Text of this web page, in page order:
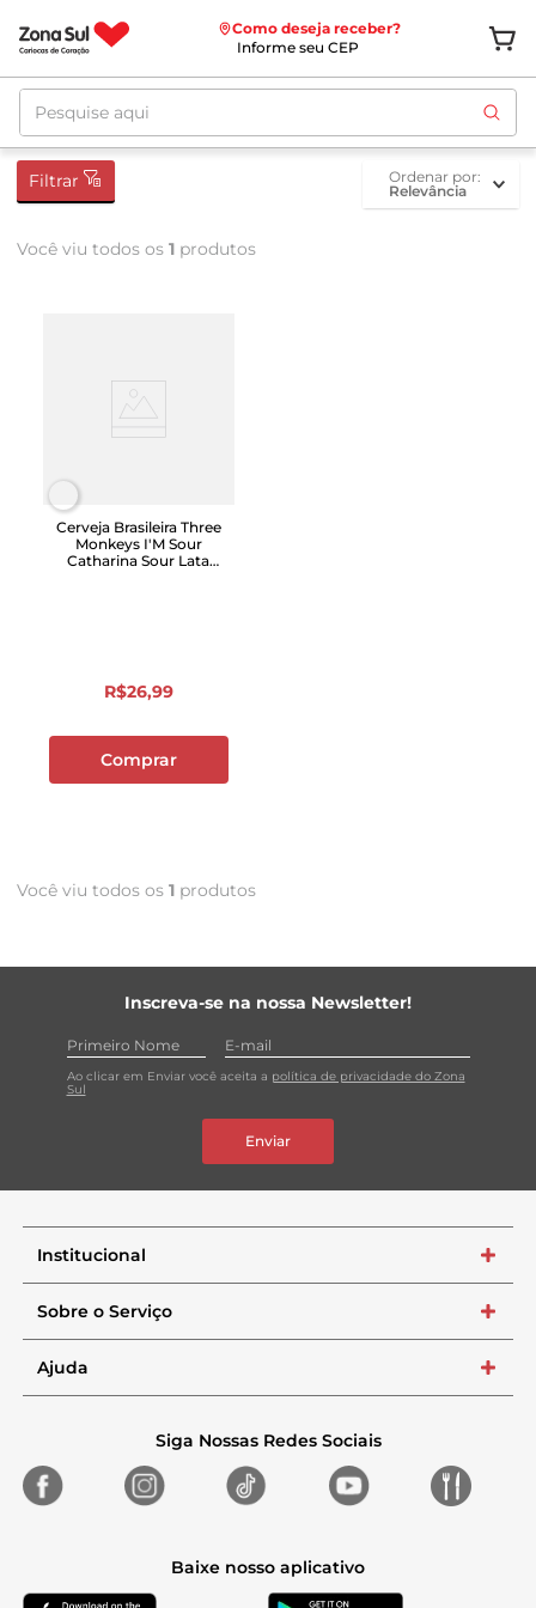
Como deseja receber?
Informe seu CEP
Pesquise aqui
Filtrar
ordenar por
Relevância
Você viu todos os 1 produtos
Cerveja Brasileira Three
Monkeys I'M Sour
Catharina Sour Lata
R$26,99
Comprar
Você viu todos os 1 produtos
Inscreva-se na nossa Newsletter!
Ao clicar em Enviar você aceita a política de privacidade do Zona
Sul
Enviar
Institucional +
Sobre o Serviço +
Ajuda +
Siga Nossas Redes Sociais
Baixe nosso aplicativo